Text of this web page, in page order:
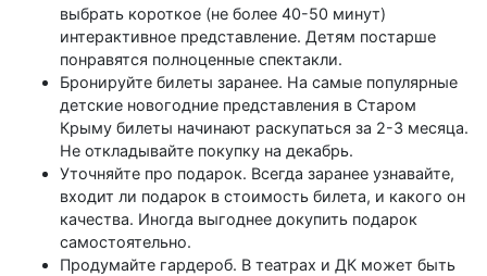
выбрать короткое (не более 40-50 минут)
интерактивное представление. Детям постарше
понравятся полноценные спектакли.
Бронируйте билеты заранее. На самые популярные
детские новогодние представления в Старом
Крыму билеты начинают раскупаться за 2-3 месяца.
Не откладывайте покупку на декабрь.
Уточняйте про подарок. Всегда заранее узнавайте,
входит ли подарок в стоимость билета, и какого он
качества. Иногда выгоднее докупить подарок
самостоятельно.
Продумайте гардероб. В театрах и ДК может быть